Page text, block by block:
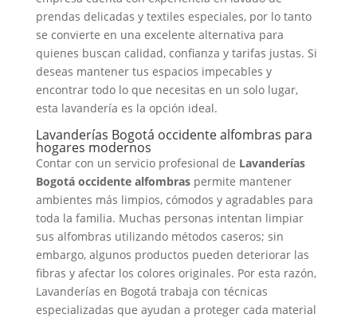
prendas delicadas y textiles especiales, por lo tanto
se convierte en una excelente alternativa para
quienes buscan calidad, confianza y tarifas justas. Si
deseas mantener tus espacios impecables y
encontrar todo lo que necesitas en un solo lugar,
esta lavandería es la opción ideal.
Lavanderías Bogotá occidente alfombras para
hogares modernos
Contar con un servicio profesional de Lavanderías
Bogotá occidente alfombraspermite mantener
ambientes más limpios, cómodos y agradables para
toda la familia. Muchas personas intentan limpiar
sus alfombras utilizando métodos caseros; sin
embargo, algunos productos pueden deteriorar las
fibras y afectar los colores originales. Por esta razón,
Lavanderías en Bogotá trabaja con técnicas
especializadas que ayudan a proteger cada material